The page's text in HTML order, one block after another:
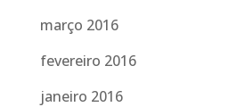
março 2016
fevereiro 2016
janeiro 2016